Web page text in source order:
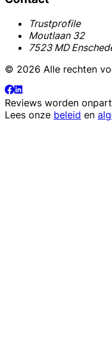
Trustprofile
Moutlaan 32
7523 MD
© 2026 Alle rechten
Reviews worden
Lees onze beleid en